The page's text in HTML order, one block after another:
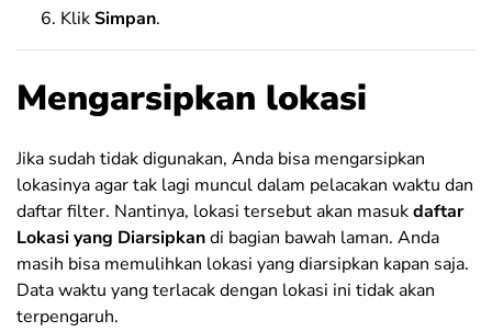
KlikSimpan.
Mengarsipkan lokasi
Jika sudah tidak digunakan, Anda bisa mengarsipkan
lokasinya agar tak lagi muncul dalam pelacakan waktu dan
daftar filter. Nantinya, lokasi tersebut akan masukdaftar
Lokasi yang Diarsipkandi bagian bawah laman. Anda
masih bisa memulihkan lokasi yang diarsipkan kapan saja.
Data waktu yang terlacak dengan lokasi ini tidak akan
terpengaruh.